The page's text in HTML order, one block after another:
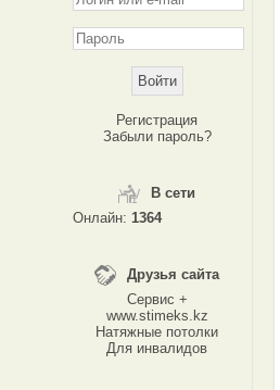
Регистрация
Забыли пароль?
В сети
Онлайн: 1364
Друзья сайта
Сервис +
www.stimeks.kz
Натяжные потолки
Для инвалидов